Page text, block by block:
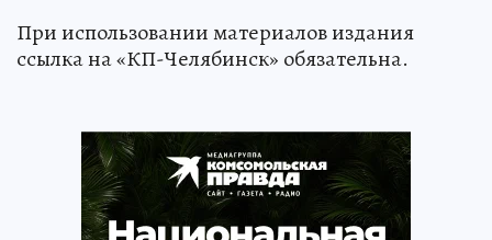
При использовании материалов издания
ссылка на «КП-Челябинск» обязательна.